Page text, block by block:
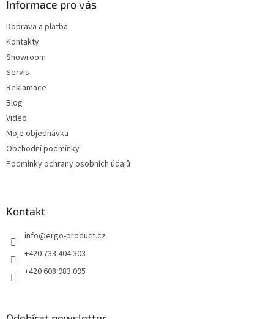
Informace pro vás
Doprava a platba
Kontakty
Showroom
Servis
Reklamace
Blog
Video
Moje objednávka
Obchodní podmínky
Podmínky ochrany osobních údajů
Kontakt
info@ergo-product.cz
+420 733 404 303
+420 608 983 095